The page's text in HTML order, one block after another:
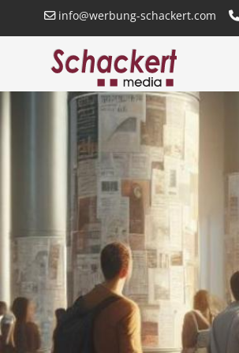
info@werbung-schackert.com